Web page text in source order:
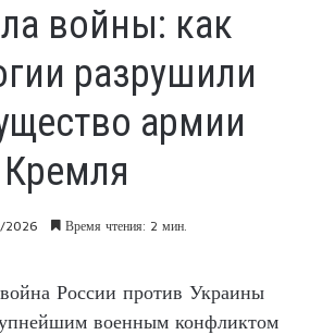
войны: как
разрушили
армии
Кремля
2026 Время чтения: 2 мин.
России против Украины
военным конфликтом